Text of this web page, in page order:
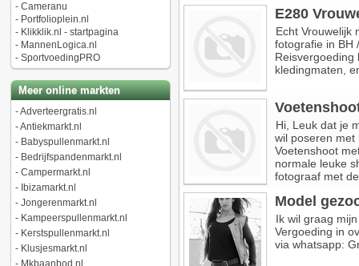
- Cameranu
- Portfolioplein.nl
- Klikklik.nl - startpagina
- MannenLogica.nl
- SportvoedingPRO
Meer online markten
-Adverteergratis.nl
-Antiekmarkt.nl
- Babyspullenmarkt.nl
- Bedrijfspandenmarkt.nl
- Campermarkt.nl
- Ibizamarkt.nl
- Jongerenmarkt.nl
- Kampeerspullenmarkt.nl
- Kerstspullenmarkt.nl
- Klusjesmarkt.nl
- Mkbaanbod.nl
E280
Echt Vrouwelijk
fotografie in BH
Reisvergoeding
kledingmaten,
Hi, Leuk dat je
wil poseren
Voetenshoot
normale leuke
fotograaf met
Model
Ik wil graag
Vergoeding in
via whatsapp: